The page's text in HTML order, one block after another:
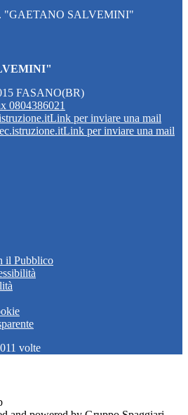
"GAETANO SALVEMINI"
FASANO(BR)
0804386021
Link per inviare una mail
Link per inviare una mail
il Pubblico
volte